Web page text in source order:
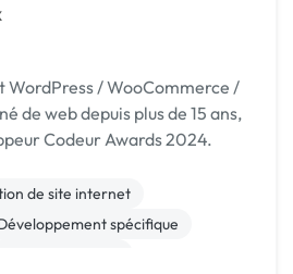
WordPress / WooCommerce /
de web depuis plus de 15 ans,
Codeur Awards 2024.
de site internet
spécifique